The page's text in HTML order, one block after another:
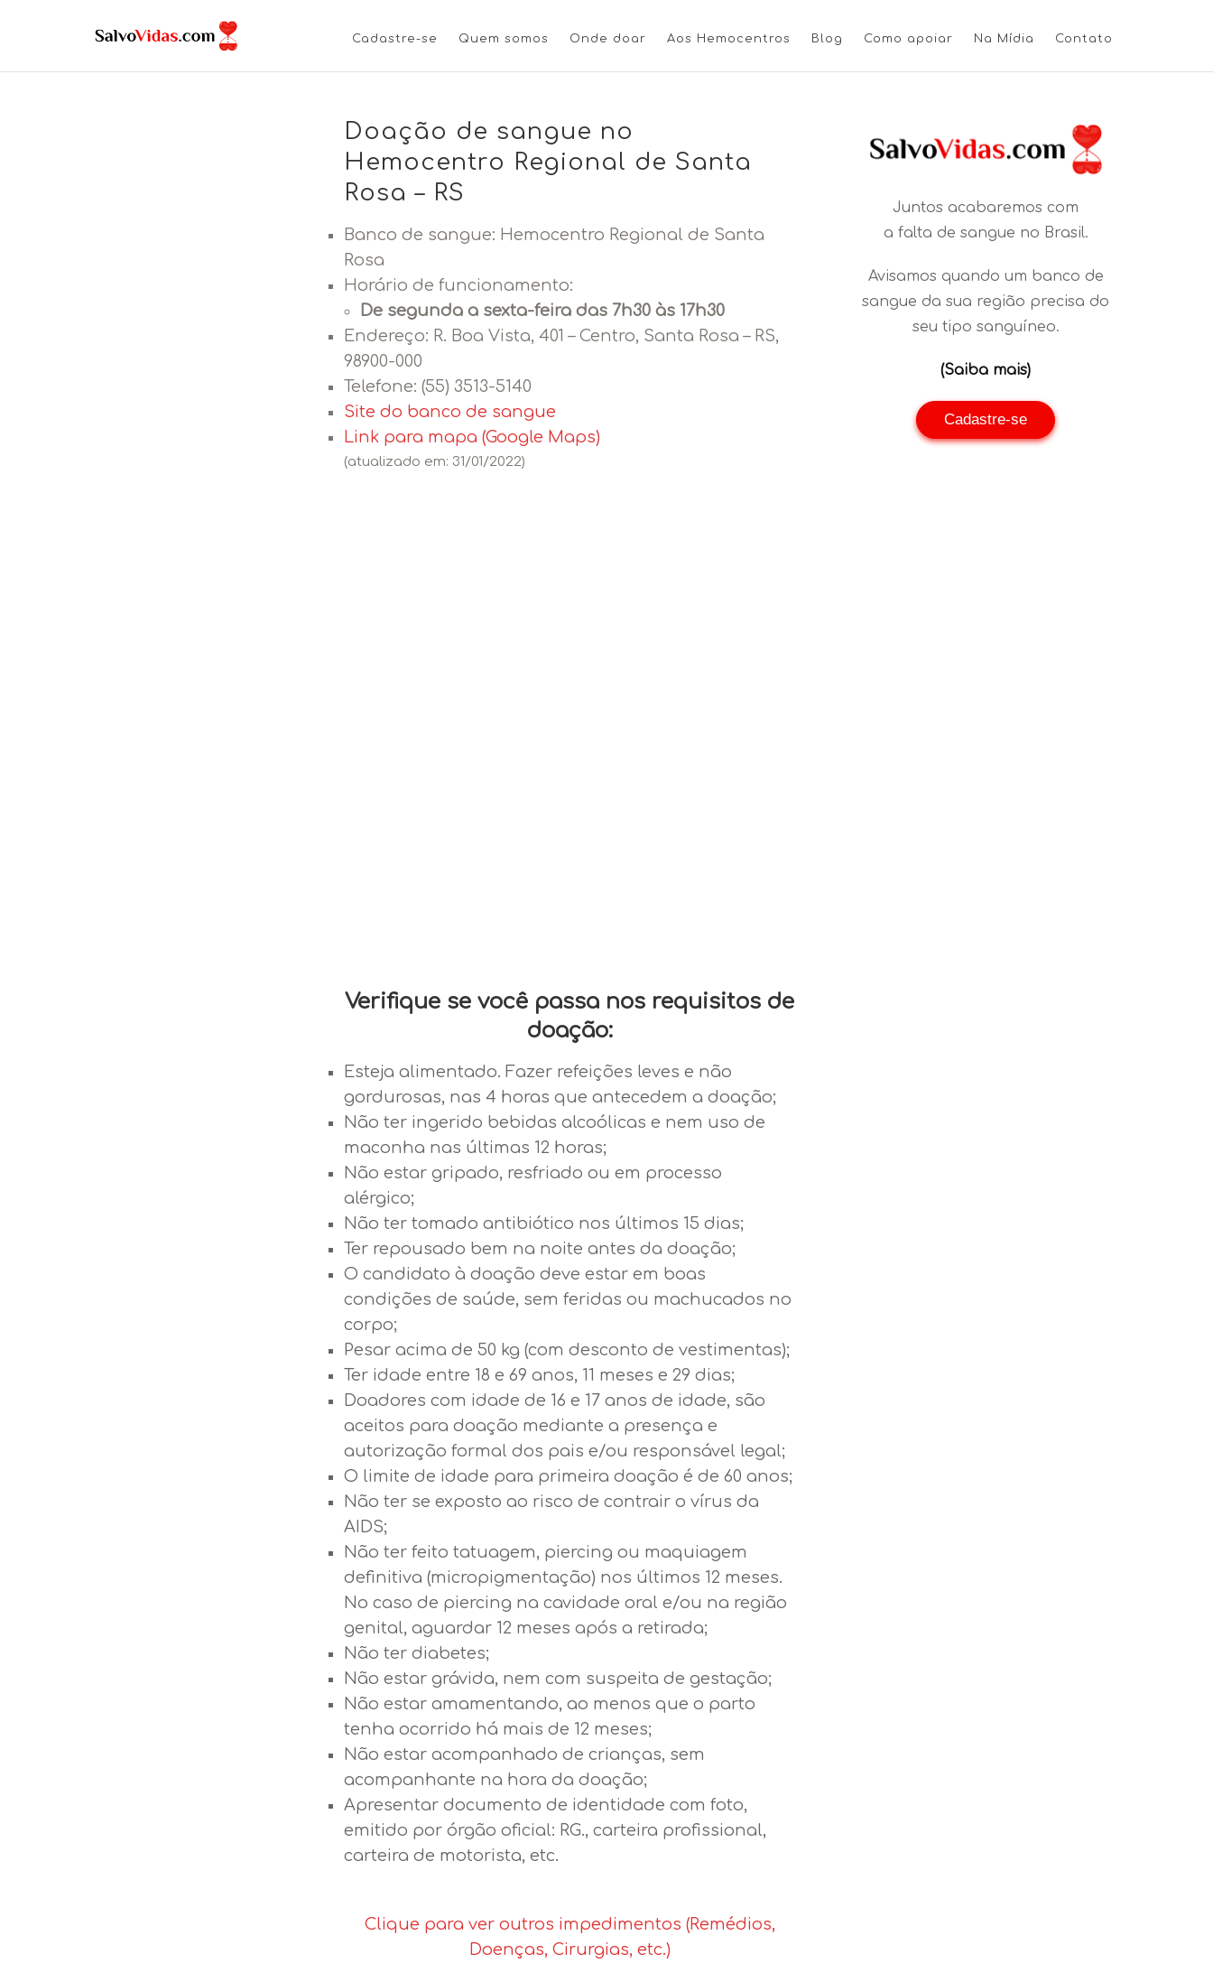
Cadastre-se Quem somos Onde doar Aos Hemocentros Blog Como apoiar Na Mídia Contato
Doação de sangue no
Hemocentro Regional de Santa
Rosa – RS
Banco de sangue: Hemocentro Regional de Santa
Rosa
Horário de funcionamento:
De segunda a sexta-feira das 7h30 às 17h30
Endereço: R. Boa Vista, 401 – Centro, Santa Rosa – RS,
98900-000
Telefone: (55) 3513-5140
Site do banco de sangue
Link para mapa (Google Maps)
(atualizado em: 31/01/2022)
Verifique se você passa nos requisitos de
doação:
Esteja alimentado. Fazer refeições leves e não
gordurosas, nas 4 horas que antecedem a doação;
Não ter ingerido bebidas alcoólicas e nem uso de
maconha nas últimas 12 horas;
Não estar gripado, resfriado ou em processo
alérgico;
Não ter tomado antibiótico nos últimos 15 dias;
Ter repousado bem na noite antes da doação;
O candidato à doação deve estar em boas
condições de saúde, sem feridas ou machucados no
corpo;
Pesar acima de 50 kg (com desconto de vestimentas);
Ter idade entre 18 e 69 anos, 11 meses e 29 dias;
Doadores com idade de 16 e 17 anos de idade, são
aceitos para doação mediante a presença e
autorização formal dos pais e/ou responsável legal;
O limite de idade para primeira doação é de 60 anos;
Não ter se exposto ao risco de contrair o vírus da
AIDS;
Não ter feito tatuagem, piercing ou maquiagem
definitiva (micropigmentação) nos últimos 12 meses.
No caso de piercing na cavidade oral e/ou na região
genital, aguardar 12 meses após a retirada;
Não ter diabetes;
Não estar grávida, nem com suspeita de gestação;
Não estar amamentando, ao menos que o parto
tenha ocorrido há mais de 12 meses;
Não estar acompanhado de crianças, sem
acompanhante na hora da doação;
Apresentar documento de identidade com foto,
emitido por órgão oficial: RG., carteira profissional,
carteira de motorista, etc.
Clique para ver outros impedimentos (Remédios,
Doenças, Cirurgias, etc.)
Juntos acabaremos com
a falta de sangue no Brasil.
Avisamos quando um banco de
sangue da sua região precisa do
seu tipo sanguíneo.
(Saiba mais)
Cadastre-se